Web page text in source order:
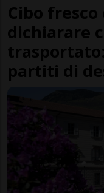
Cibo
dichiarare
partiti di